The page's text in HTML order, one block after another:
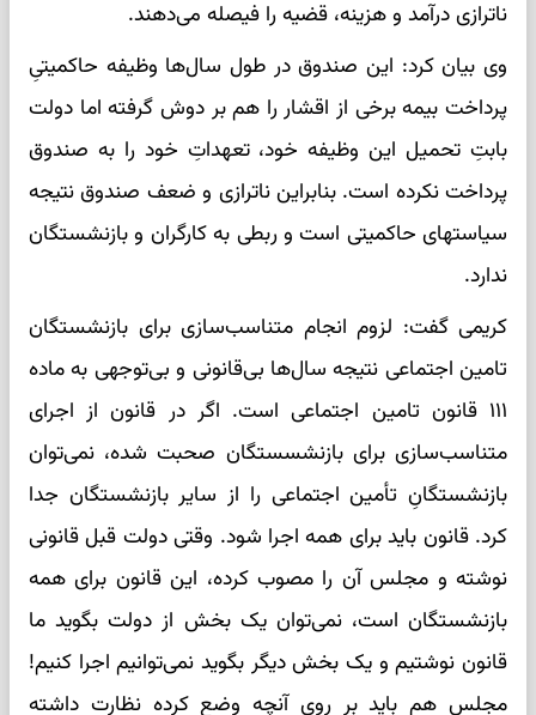
ناترازی درآمد و هزینه، قضیه را فیصله می‌دهند.
وی بیان کرد: این صندوق در طول سال‌ها وظیفه حاکمیتیِ
پرداخت بیمه برخی از اقشار را هم بر دوش گرفته اما دولت
بابتِ تحمیل این وظیفه خود، تعهداتِ خود را به صندوق
پرداخت نکرده است. بنابراین ناترازی و ضعف صندوق نتیجه
سیاستهای حاکمیتی است و ربطی به کارگران و بازنشستگان
ندارد.
کریمی گفت: لزوم انجام متناسب‌سازی برای بازنشستگان
تامین اجتماعی نتیجه سال‌ها بی‌قانونی و بی‌توجهی به ماده
۱۱۱ قانون تامین اجتماعی است. اگر در قانون از اجرای
متناسب‌سازی برای بازنشسستگان صحبت شده، نمی‌توان
بازنشستگانِ تأمین اجتماعی را از سایر بازنشستگان جدا
کرد. قانون باید برای همه اجرا شود. وقتی دولت قبل قانونی
نوشته و مجلس آن را مصوب کرده، این قانون برای همه
بازنشستگان است، نمی‌توان یک بخش از دولت بگوید ما
قانون نوشتیم و یک بخش دیگر بگوید نمی‌توانیم اجرا کنیم!
مجلس هم باید بر روی آنچه وضع کرده نظارت داشته